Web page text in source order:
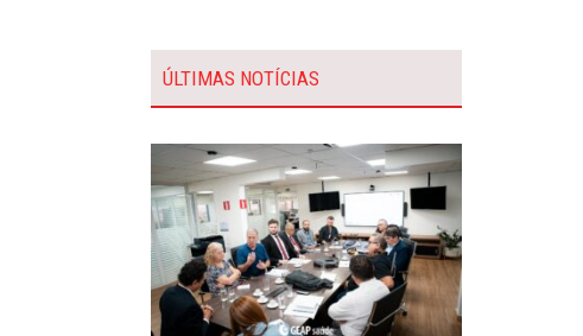
ÚLTIMAS NOTÍCIAS